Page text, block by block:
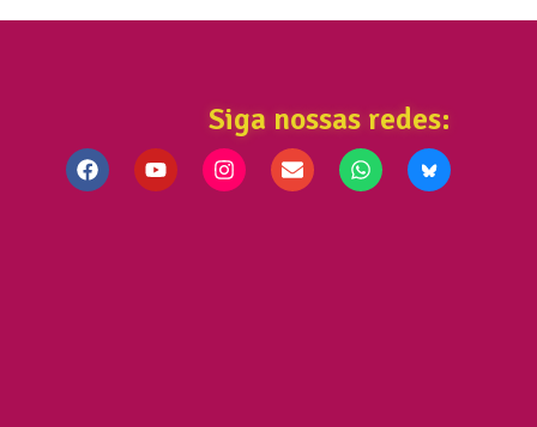
Siga nossas redes: